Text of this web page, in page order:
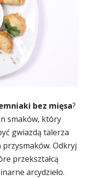
bez mięsa?
smaków, który
gwiazdą talerza
Odkryj
przekształcą
arcydzieło.